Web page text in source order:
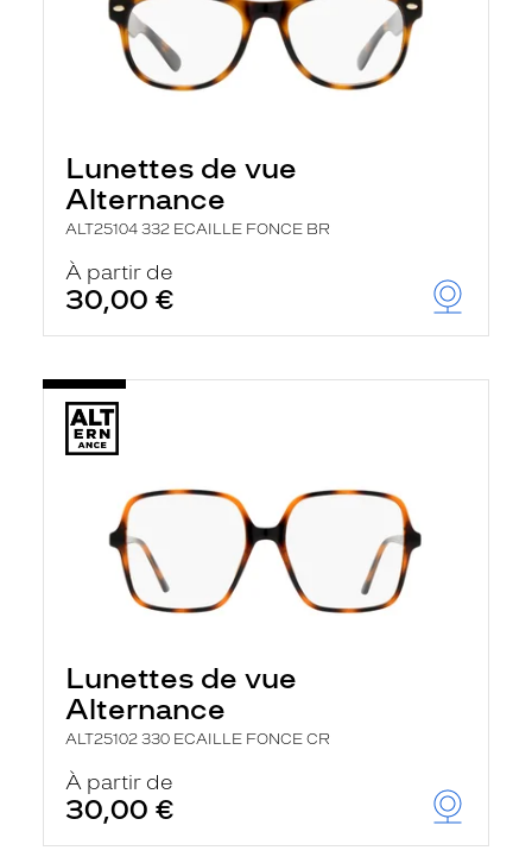
Lunettes de vue
Alternance
ALT25104 332 ECAILLE FONCE BR
À partir de
30,00 €
Lunettes de vue
Alternance
ALT25102 330 ECAILLE FONCE CR
À partir de
30,00 €